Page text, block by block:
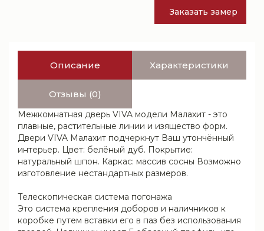
Заказать замер
Описание Характеристики
Отзывы (0)
Межкомнатная дверь VIVA модели Малахит - это
плавные, растительные линии и изящество форм.
Двери VIVA Малахит подчеркнут Ваш утончённый
интерьер. Цвет: белёный дуб. Покрытие:
натуральный шпон. Каркас: массив сосны Возможно
изготовление нестандартных размеров.
Телескопическая система погонажа
Это система крепления доборов и наличников к
коробке путем вставки его в паз без использования